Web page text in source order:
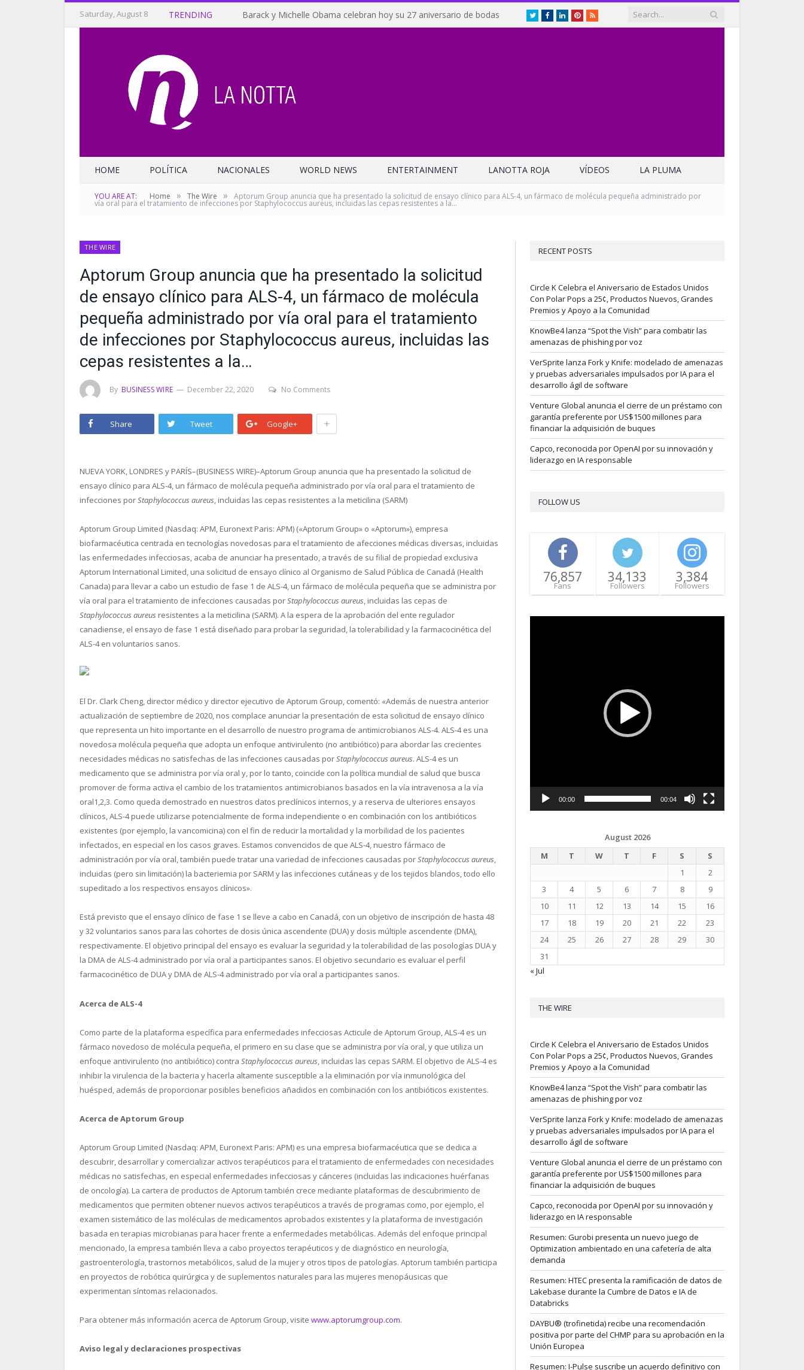
Saturday, August 8 TRENDING Barack y Michelle Obama celebran hoy su 27 aniversario de bodas TwitterFacebookLinkedInPinterest
RSS
HOME POLÍTICA NACIONALES WORLD NEWS ENTERTAINMENT LANOTTA ROJA VÍDEOS LA PLUMA
YOU ARE AT: Home » The Wire » Aptorum Group anuncia que ha presentado la solicitud de ensayo clínico para ALS-4, un fármaco de molécula pequeña administrado por
vía oral para el tratamiento de infecciones por Staphylococcus aureus, incluidas las cepas resistentes a la…
THE WIRE
Aptorum Group anuncia que ha presentado la solicitud
de ensayo clínico para ALS-4, un fármaco de molécula
pequeña administrado por vía oral para el tratamiento
de infecciones por Staphylococcus aureus, incluidas las
cepas resistentes a la…
By BUSINESS WIRE December 22, 2020 No Comments
Share Tweet Google+ +
NUEVA YORK, LONDRES y PARÍS–(BUSINESS WIRE)–Aptorum Group anuncia que ha presentado la solicitud de
ensayo clínico para ALS-4, un fármaco de molécula pequeña administrado por vía oral para el tratamiento de
infecciones porStaphylococcus aureus, incluidas las cepas resistentes a la meticilina (SARM)
Aptorum Group Limited (Nasdaq: APM, Euronext Paris: APM) («Aptorum Group» o «Aptorum»), empresa
biofarmacéutica centrada en tecnologías novedosas para el tratamiento de afecciones médicas diversas, incluidas
las enfermedades infecciosas, acaba de anunciar ha presentado, a través de su filial de propiedad exclusiva
Aptorum International Limited, una solicitud de ensayo clínico al Organismo de Salud Pública de Canadá (Health
Canada) para llevar a cabo un estudio de fase 1 de ALS-4, un fármaco de molécula pequeña que se administra por
vía oral para el tratamiento de infecciones causadas porStaphylococcus aureus, incluidas las cepas de
Staphylococcus aureus resistentes a la meticilina (SARM). A la espera de la aprobación del ente regulador
canadiense, el ensayo de fase 1 está diseñado para probar la seguridad, la tolerabilidad y la farmacocinética del
ALS-4 en voluntarios sanos.
El Dr. Clark Cheng, director médico y director ejecutivo de Aptorum Group, comentó: «Además de nuestra anterior
actualización de septiembre de 2020, nos complace anunciar la presentación de esta solicitud de ensayo clínico
que representa un hito importante en el desarrollo de nuestro programa de antimicrobianos ALS-4. ALS-4 es una
novedosa molécula pequeña que adopta un enfoque antivirulento (no antibiótico) para abordar las crecientes
necesidades médicas no satisfechas de las infecciones causadas porStaphylococcus aureus. ALS-4 es un
medicamento que se administra por vía oral y, por lo tanto, coincide con la política mundial de salud que busca
promover de forma activa el cambio de los tratamientos antimicrobianos basados en la vía intravenosa a la vía
oral1,2,3. Como queda demostrado en nuestros datos preclínicos internos, y a reserva de ulteriores ensayos
clínicos, ALS-4 puede utilizarse potencialmente de forma independiente o en combinación con los antibióticos
existentes (por ejemplo, la vancomicina) con el fin de reducir la mortalidad y la morbilidad de los pacientes
infectados, en especial en los casos graves. Estamos convencidos de que ALS-4, nuestro fármaco de
administración por vía oral, también puede tratar una variedad de infecciones causadas porStaphylococcus aureus,
incluidas (pero sin limitación) la bacteriemia por SARM y las infecciones cutáneas y de los tejidos blandos, todo ello
supeditado a los respectivos ensayos clínicos».
Está previsto que el ensayo clínico de fase 1 se lleve a cabo en Canadá, con un objetivo de inscripción de hasta 48
y 32 voluntarios sanos para las cohortes de dosis única ascendente (DUA) y dosis múltiple ascendente (DMA),
respectivamente. El objetivo principal del ensayo es evaluar la seguridad y la tolerabilidad de las posologías DUA y
la DMA de ALS-4 administrado por vía oral a participantes sanos. El objetivo secundario es evaluar el perfil
farmacocinético de DUA y DMA de ALS-4 administrado por vía oral a participantes sanos.
Acerca de ALS-4
Como parte de la plataforma específica para enfermedades infecciosas Acticule de Aptorum Group, ALS-4 es un
fármaco novedoso de molécula pequeña, el primero en su clase que se administra por vía oral, y que utiliza un
enfoque antivirulento (no antibiótico) contra Staphylococcus aureus, incluidas las cepas SARM. El objetivo de ALS-4 es
inhibir la virulencia de la bacteria y hacerla altamente susceptible a la eliminación por vía inmunológica del
huésped, además de proporcionar posibles beneficios añadidos en combinación con los antibióticos existentes.
Acerca de Aptorum Group
Aptorum Group Limited (Nasdaq: APM, Euronext Paris: APM) es una empresa biofarmacéutica que se dedica a
descubrir, desarrollar y comercializar activos terapéuticos para el tratamiento de enfermedades con necesidades
médicas no satisfechas, en especial enfermedades infecciosas y cánceres (incluidas las indicaciones huérfanas
de oncología). La cartera de productos de Aptorum también crece mediante plataformas de descubrimiento de
medicamentos que permiten obtener nuevos activos terapéuticos a través de programas como, por ejemplo, el
examen sistemático de las moléculas de medicamentos aprobados existentes y la plataforma de investigación
basada en terapias microbianas para hacer frente a enfermedades metabólicas. Además del enfoque principal
mencionado, la empresa también lleva a cabo proyectos terapéuticos y de diagnóstico en neurología,
gastroenterología, trastornos metabólicos, salud de la mujer y otros tipos de patologías. Aptorum también participa
en proyectos de robótica quirúrgica y de suplementos naturales para las mujeres menopáusicas que
experimentan síntomas relacionados.
Para obtener más información acerca de Aptorum Group, visite www.aptorumgroup.com.
Aviso legal y declaraciones prospectivas
RECENT POSTS
Circle K Celebra el Aniversario de Estados Unidos
Con Polar Pops a 25¢, Productos Nuevos, Grandes
Premios y Apoyo a la Comunidad
KnowBe4 lanza “Spot the Vish” para combatir las
amenazas de phishing por voz
VerSprite lanza Fork y Knife: modelado de amenazas
y pruebas adversariales impulsados por IA para el
desarrollo ágil de software
Venture Global anuncia el cierre de un préstamo con
garantía preferente por US$1500 millones para
financiar la adquisición de buques
Capco, reconocida por OpenAI por su innovación y
liderazgo en IA responsable
FOLLOW US
76,857
Fans
34,133
Followers
3,384
Followers
00:00 00:04
August 2026
M
T W T F S
S
1
2
3
4 5 6 7 8
9
10
11 12 13 14 15
16
17
18 19 20 21 22
23
24
25 26 27 28 29
30
31
« Jul
THE WIRE
Circle K Celebra el Aniversario de Estados Unidos
Con Polar Pops a 25¢, Productos Nuevos, Grandes
Premios y Apoyo a la Comunidad
KnowBe4 lanza “Spot the Vish” para combatir las
amenazas de phishing por voz
VerSprite lanza Fork y Knife: modelado de amenazas
y pruebas adversariales impulsados por IA para el
desarrollo ágil de software
Venture Global anuncia el cierre de un préstamo con
garantía preferente por US$1500 millones para
financiar la adquisición de buques
Capco, reconocida por OpenAI por su innovación y
liderazgo en IA responsable
Resumen: Gurobi presenta un nuevo juego de
Optimization ambientado en una cafetería de alta
demanda
Resumen: HTEC presenta la ramificación de datos de
Lakebase durante la Cumbre de Datos e IA de
Databricks
DAYBU® (trofinetida) recibe una recomendación
positiva por parte del CHMP para su aprobación en la
Unión Europea
Resumen: I-Pulse suscribe un acuerdo definitivo con